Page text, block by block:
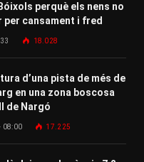
perquè els nens no
cansament i fred
18.028
d’una pista de més de
en una zona boscosa
de Nargó
08:00 17.225